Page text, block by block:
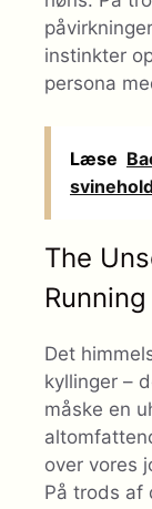
instinkter
persona
Læse
The
Det
kyllinger –
måske en
over vores
På trods af